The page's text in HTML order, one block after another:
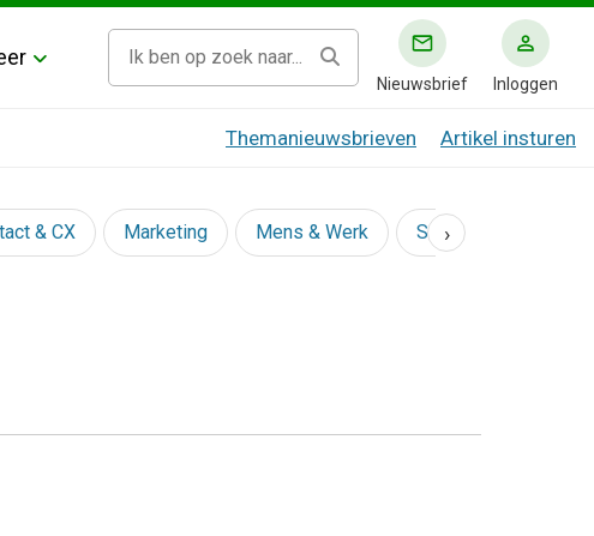
Nieuwsbrief Inloggen
Themanieuwsbrieven Artikel insturen
& CX Marketing Mens & Werk Social
›